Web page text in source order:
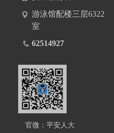
游泳馆配楼三层6322
室
62514927
官微：平安人大